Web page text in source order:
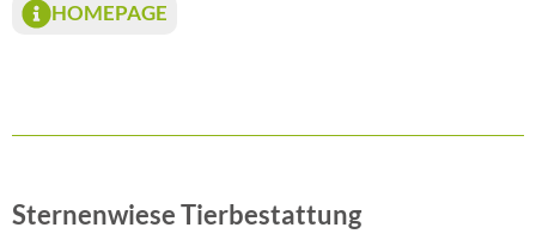
HOMEPAGE
Sternenwiese Tierbestattung